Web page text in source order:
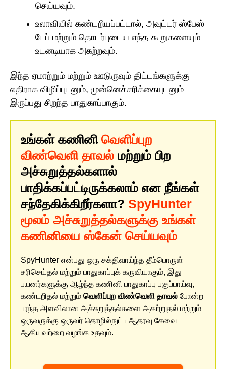
செய்யவும்.
உலாவியில் கண்டறியப்பட்டால், அவுட்டர் ஸ்பேஸ்
டேப் மற்றும் தொடர்புடைய எந்த கூறுகளையும்
உடனடியாக அகற்றவும்.
இந்த ஏமாற்றும் மற்றும் ஊடுருவும் திட்டங்களுக்கு
எதிராக விழிப்புடனும், முன்னெச்சரிக்கையுடனும்
இருப்பது சிறந்த பாதுகாப்பாகும்.
உங்கள் கணினி வெளிப்புற
விண்வெளி தாவல் மற்றும் பிற
அச்சுறுத்தல்களால்
பாதிக்கப்பட்டிருக்கலாம் என நீங்கள்
சந்தேகிக்கிறீர்களா? SpyHunter
மூலம் அச்சுறுத்தல்களுக்கு உங்கள்
கணினியை ஸ்கேன் செய்யவும்
SpyHunter என்பது ஒரு சக்திவாய்ந்த தீம்பொருள்
சரிசெய்தல் மற்றும் பாதுகாப்புக் கருவியாகும், இது
பயனர்களுக்கு ஆழ்ந்த கணினி பாதுகாப்பு பகுப்பாய்வு,
கண்டறிதல் மற்றும் வெளிப்புற விண்வெளி தாவல் போன்ற
பரந்த அளவிலான அச்சுறுத்தல்களை அகற்றுதல் மற்றும்
ஒருவருக்கு ஒருவர் தொழில்நுட்ப ஆதரவு சேவை
ஆகியவற்றை வழங்க உதவும்.